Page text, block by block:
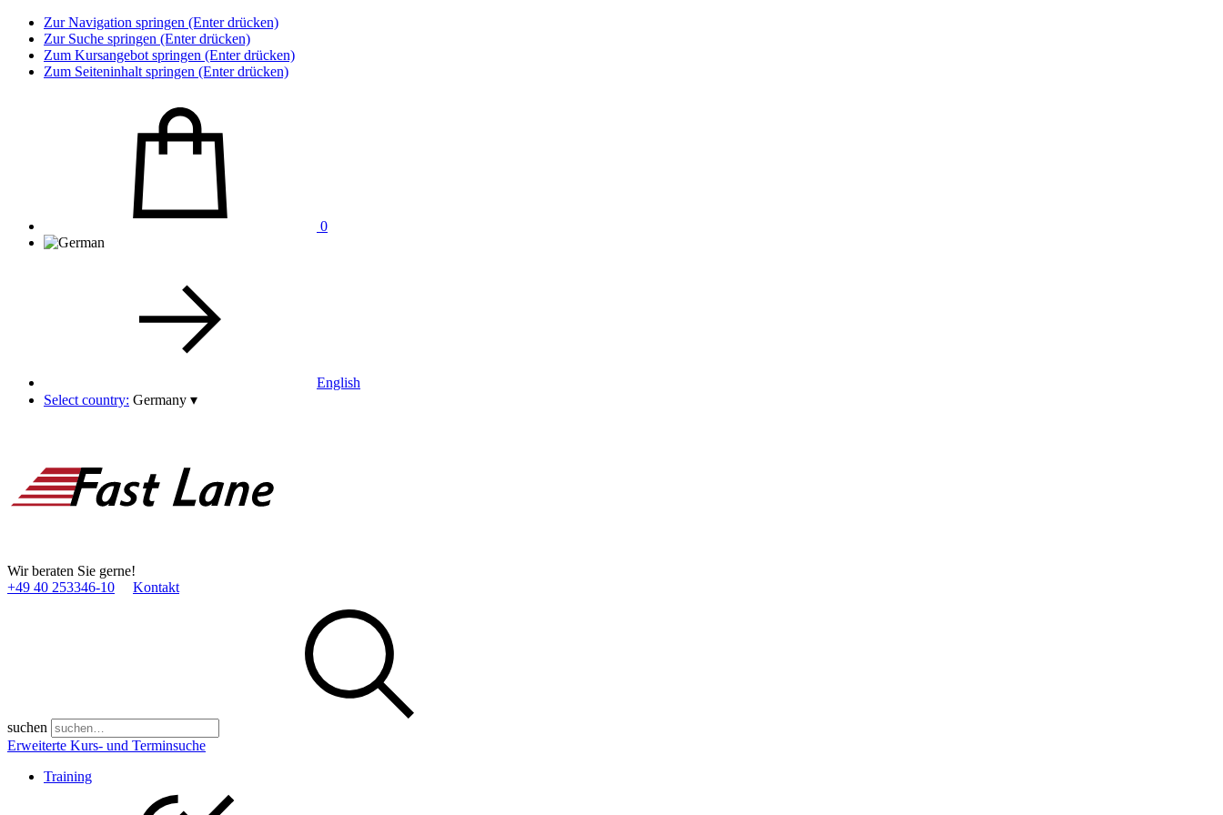
Zur Navigation springen (Enter drücken)
Zur Suche springen (Enter drücken)
Zum Kursangebot springen (Enter drücken)
Zum Seiteninhalt springen (Enter drücken)
0
English
Select country: Germany ▾
Wir beraten Sie gerne!
+49 40 253346­-10
Kontakt
suchen
Erweiterte Kurs- und Terminsuche
Training